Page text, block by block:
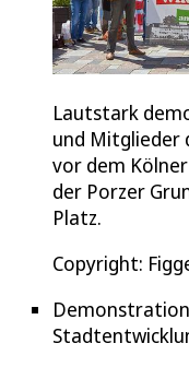
Lautstark
und Mitglieder
vor dem
der Porzer
Platz.
Copyright: